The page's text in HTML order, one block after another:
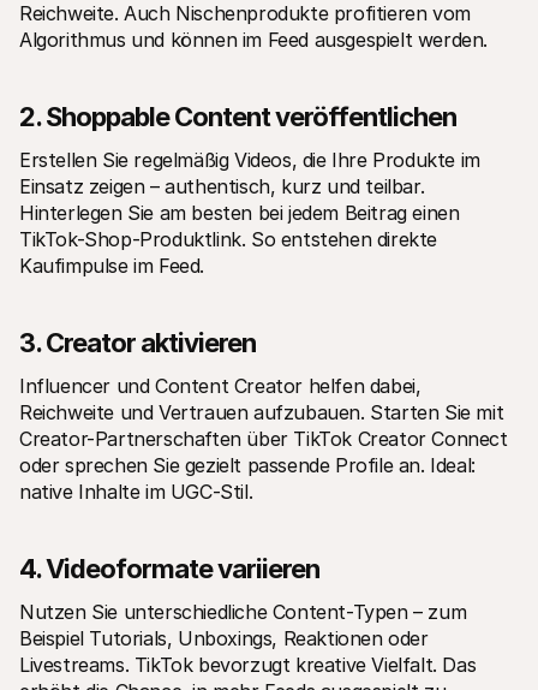
Reichweite. Auch Nischenprodukte profitieren vom
Algorithmus und können im Feed ausgespielt werden.
2. Shoppable Content veröffentlichen
Erstellen Sie regelmäßig Videos, die Ihre Produkte im
Einsatz zeigen – authentisch, kurz und teilbar.
Hinterlegen Sie am besten bei jedem Beitrag einen
TikTok-Shop-Produktlink. So entstehen direkte
Kaufimpulse im Feed.
3. Creator aktivieren
Influencer und Content Creator helfen dabei,
Reichweite und Vertrauen aufzubauen. Starten Sie mit
Creator-Partnerschaften über TikTok Creator Connect
oder sprechen Sie gezielt passende Profile an. Ideal:
native Inhalte im UGC-Stil.
4. Videoformate variieren
Nutzen Sie unterschiedliche Content-Typen – zum
Beispiel Tutorials, Unboxings, Reaktionen oder
Livestreams. TikTok bevorzugt kreative Vielfalt. Das